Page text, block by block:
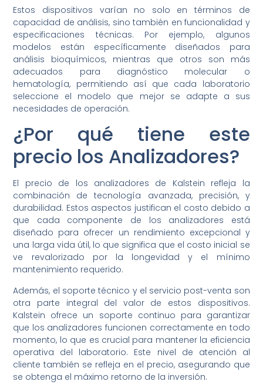
Estos dispositivos varían no solo en términos de
capacidad de análisis, sino también en funcionalidad y
especificaciones técnicas. Por ejemplo, algunos
modelos están específicamente diseñados para
análisis bioquímicos, mientras que otros son más
adecuados para diagnóstico molecular o
hematología, permitiendo así que cada laboratorio
seleccione el modelo que mejor se adapte a sus
necesidades de operación.
¿Por qué tiene este
precio los Analizadores?
El precio de los analizadores de Kalstein refleja la
combinación de tecnología avanzada, precisión, y
durabilidad. Estos aspectos justifican el costo debido a
que cada componente de los analizadores está
diseñado para ofrecer un rendimiento excepcional y
una larga vida útil, lo que significa que el costo inicial se
ve revalorizado por la longevidad y el mínimo
mantenimiento requerido.
Además, el soporte técnico y el servicio post-venta son
otra parte integral del valor de estos dispositivos.
Kalstein ofrece un soporte continuo para garantizar
que los analizadores funcionen correctamente en todo
momento, lo que es crucial para mantener la eficiencia
operativa del laboratorio. Este nivel de atención al
cliente también se refleja en el precio, asegurando que
se obtenga el máximo retorno de la inversión.